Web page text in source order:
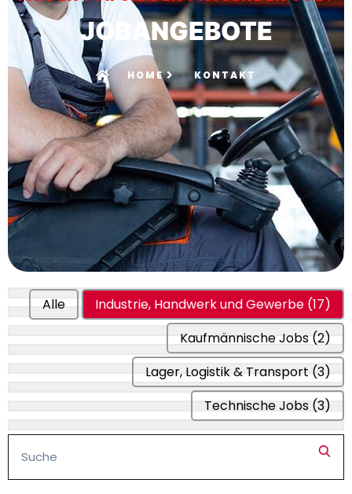
JOBANGEBOTE
HOME KONTAKT
Alle Industrie, Handwerk und Gewerbe (17)
Kaufmännische Jobs (2)
Lager, Logistik & Transport (3)
Technische Jobs (3)